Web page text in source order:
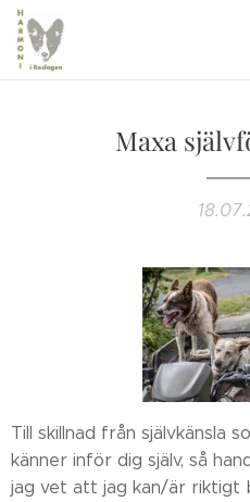
Maxa
Till skillnad från självkänsla
känner inför dig själv, så
jag vet att jag kan/är riktigt